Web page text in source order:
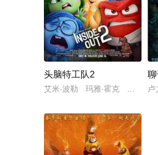
头脑特工队2
艾米·波勒 玛雅·霍克 肯辛顿